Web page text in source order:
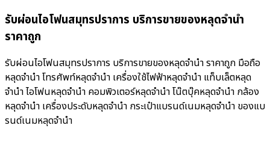
รับผ่อนไอโฟนสมุทรปราการ บริการขายของหลุดจำนำ
ราคาถูก
รับผ่อนไอโฟนสมุทรปราการ บริการขายของหลุดจำนำ ราคาถูก มือถือ
หลุดจำนำ โทรศัพท์หลุดจำนำ เครื่องใช้ไฟฟ้าหลุดจำนำ แท็บเล็ตหลุด
จำนำ ไอโฟนหลุดจำนำ คอมพิวเตอร์หลุดจำนำ โน๊ตบุ๊คหลุดจำนำ กล้อง
หลุดจำนำ เครื่องประดับหลุดจำนำ กระเป๋าแบรนด์เนมหลุดจำนำ ของแบ
รนด์เนมหลุดจำนำ